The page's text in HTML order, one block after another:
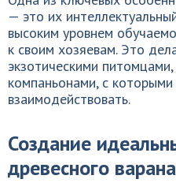
— это их
высоким уровнем
к своим хозяевам. Это
экзотическими
компаньонами, с которыми
взаимодействовать.
Создание
древесного варана